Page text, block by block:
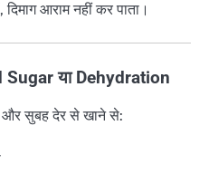
आराम नहीं कर पाता।
या Dehydration
और सुबह देर से खाने से: